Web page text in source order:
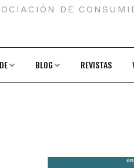
DE
BLOG REVISTAS